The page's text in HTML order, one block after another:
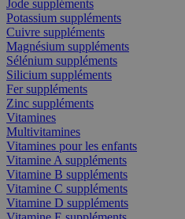
Jode suppléments
Potassium suppléments
Cuivre suppléments
Magnésium suppléments
Sélénium suppléments
Silicium suppléments
Fer suppléments
Zinc suppléments
Vitamines
Multivitamines
Vitamines pour les enfants
Vitamine A suppléments
Vitamine B suppléments
Vitamine C suppléments
Vitamine D suppléments